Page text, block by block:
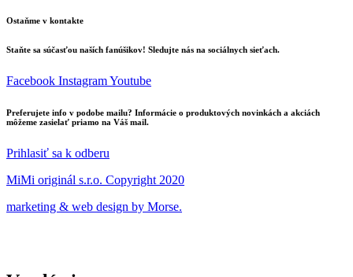
Ostaňme v kontakte
Staňte sa súčasťou naších fanúšikov! Sledujte nás na sociálnych sieťach.
Facebook InstagramYoutube
Preferujete info v podobe mailu? Informácie o produktových novinkách a akciách
môžeme zasielať priamo na Váš mail.
Prihlasiť sa k odberu
MiMi originál s.r.o. Copyright 2020
marketing & web design by Morse.